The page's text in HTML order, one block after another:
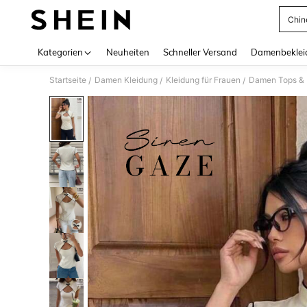
Kategorien Neuheiten Schneller Versand
Startseite / Damen Kleidung / Kleidung für Frauen / Damen Tops